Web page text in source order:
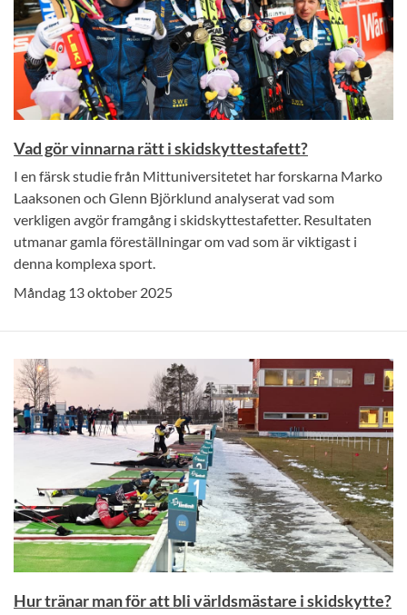
Vad gör vinnarna rätt i skidskyttestafett?
I en färsk studie från Mittuniversitetet har forskarna Marko
Laaksonen och Glenn Björklund analyserat vad som
verkligen avgör framgång i skidskyttestafetter. Resultaten
utmanar gamla föreställningar om vad som är viktigast i
denna komplexa sport.
Måndag 13 oktober 2025
Hur tränar man för att bli världsmästare i skidskytte?